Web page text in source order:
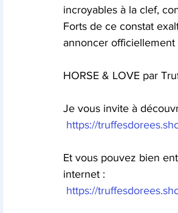
incroyables à la clef,
Forts de ce constat
annoncer
HORSE & LOVE par
Je vous invite à
https://
Et vous pouvez bien
internet :
https://